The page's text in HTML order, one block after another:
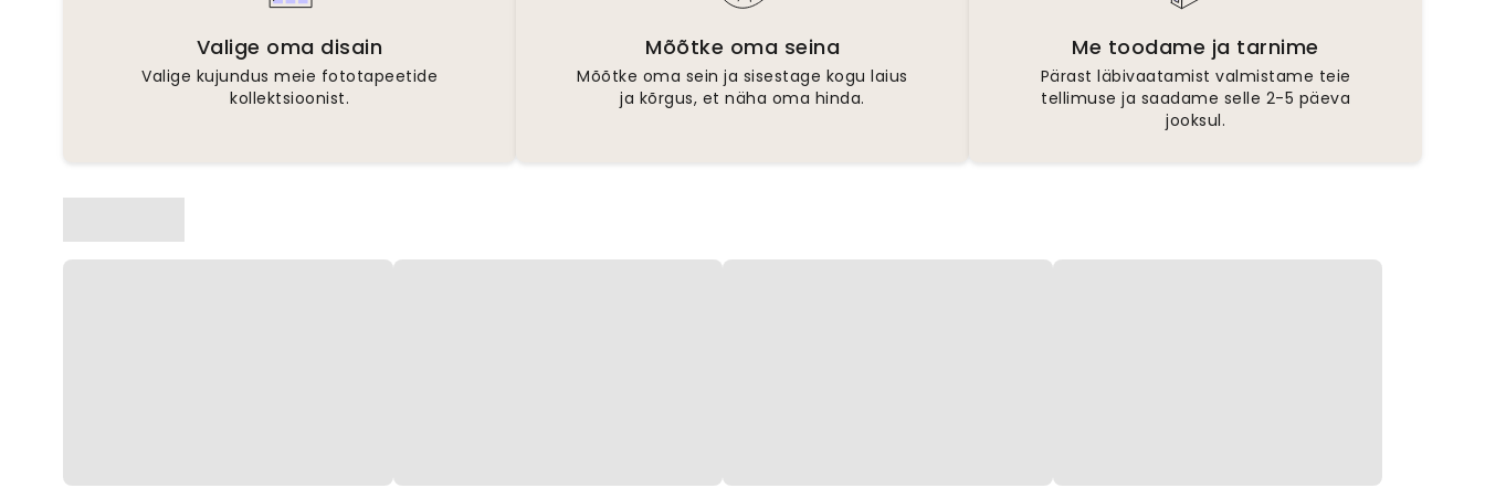
Valige oma disain
Valige kujundus meie fototapeetide
kollektsioonist.
Mõõtke oma seina
Mõõtke oma sein ja sisestage kogu laius
ja kõrgus, et näha oma hinda.
Me toodame ja tarnime
Pärast läbivaatamist valmistame teie
tellimuse ja saadame selle 2-5 päeva
jooksul.